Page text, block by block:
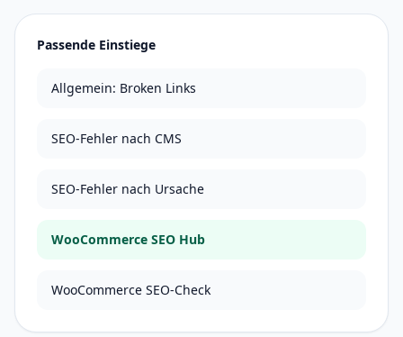
Passende Einstiege
Allgemein: Broken Links
SEO-Fehler nach CMS
SEO-Fehler nach Ursache
WooCommerce SEO Hub
WooCommerce SEO-Check